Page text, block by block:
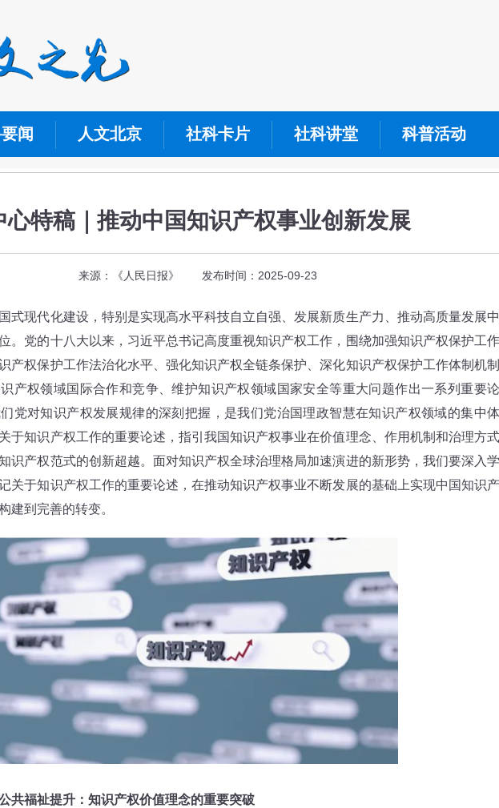
闻 人文北京 社科卡片 社科讲堂 科普活动
心特稿｜推动中国知识产权事业创新发展
来源：《人民日报》 发布时间：2025-09-23
现代化建设，特别是实现高水平科技自立自强、发展新质生产力、推动高质量发展中
。党的十八大以来，习近平总书记高度重视知识产权工作，围绕加强知识产权保护工作
产权保护工作法治化水平、强化知识产权全链条保护、深化知识产权保护工作体制机制
产权领域国际合作和竞争、维护知识产权领域国家安全等重大问题作出一系列重要论
党对知识产权发展规律的深刻把握，是我们党治国理政智慧在知识产权领域的集中体
于知识产权工作的重要论述，指引我国知识产权事业在价值理念、作用机制和治理方式
识产权范式的创新超越。面对知识产权全球治理格局加速演进的新形势，我们要深入学
关于知识产权工作的重要论述，在推动知识产权事业不断发展的基础上实现中国知识产
建到完善的转变。
共福祉提升：知识产权价值理念的重要突破